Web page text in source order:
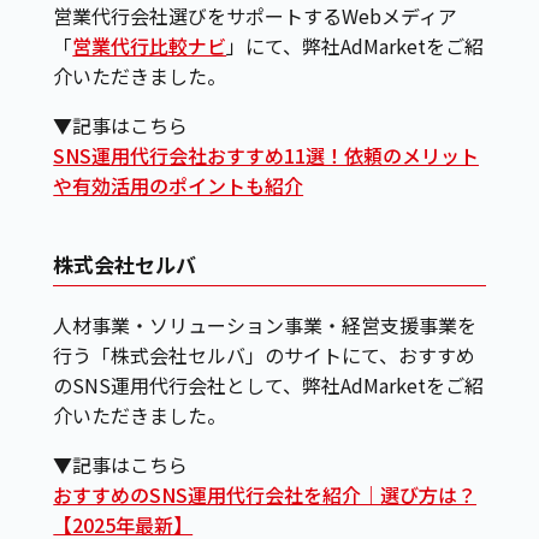
営業代行会社選びをサポートするWebメディア
「営業代行比較ナビ」にて、弊社AdMarketをご紹
介いただきました。
▼記事はこちら
SNS運用代行会社おすすめ11選！依頼のメリット
や有効活用のポイントも紹介
株式会社セルバ
人材事業・ソリューション事業・経営支援事業を
行う「株式会社セルバ」のサイトにて、おすすめ
のSNS運用代行会社として、弊社AdMarketをご紹
介いただきました。
▼記事はこちら
おすすめのSNS運用代行会社を紹介｜選び方は？
【2025年最新】